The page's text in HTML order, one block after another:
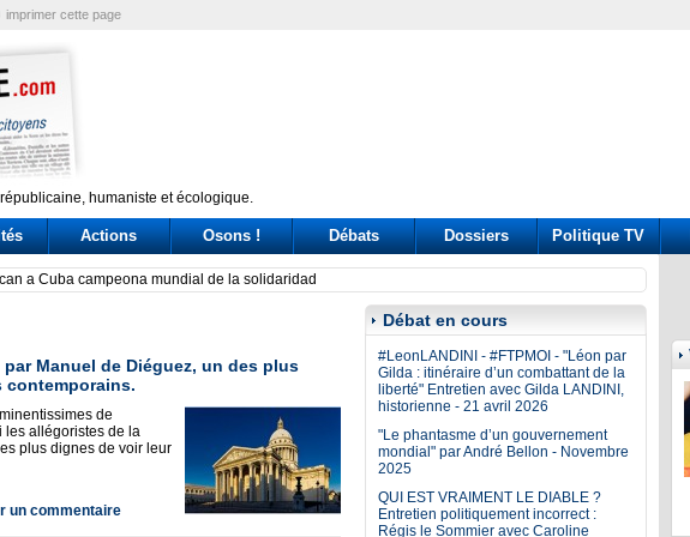
imprimer cette page
humaniste et écologique.
Actions Osons ! Débats Dossiers Politique TV
West Bank hardships drive out Palestinian Christians
Manuel de Diéguez, un des plus
de
les allégoristes de la
plus dignes de voir leur
un commentaire
Débat en cours
#LeonLANDINI - #FTPMOI - "Léon par
Gilda : itinéraire d’un combattant de la
liberté" Entretien avec Gilda LANDINI,
historienne - 21 avril 2026
"Le phantasme d’un gouvernement
mondial" par André Bellon - Novembre
2025
QUI EST VRAIMENT LE DIABLE ?
Entretien politiquement incorrect :
Régis le Sommier avec Caroline